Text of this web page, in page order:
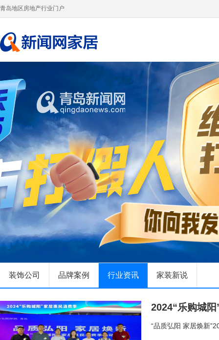
青岛地区房地产行业门户
装饰公司 品牌案例 行业资讯 家装新说
2024“乐购城
“品质弘阳 家居焕新